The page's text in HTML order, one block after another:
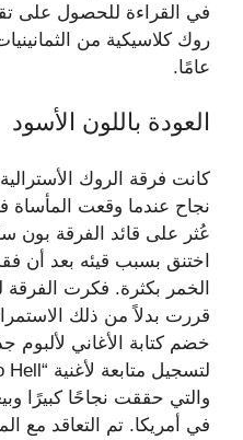
في القراءة للحصول على
عامًا.
العودة باللون الأسود
كانت فرقة الروك
عُثر على قائد الفرقة بون
اختنق بسبب قيئه بعد أن
الخمر بكثرة. فكرت الفرقة
قررت بدلاً من ذلك
خضم كتابة الأغاني لألبوم
في أمريكا. تم التعاقد مع